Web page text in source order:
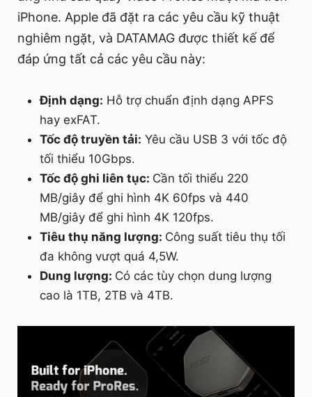
iPhone. Apple đã đặt ra các yêu cầu kỹ thuật
nghiêm ngặt, và DATAMAG được thiết kế để
đáp ứng tất cả các yêu cầu này:
Định dạng: Hỗ trợ chuẩn định dạng APFS
hay exFAT.
Tốc độ truyền tải: Yêu cầu USB 3 với tốc độ
tối thiểu 10Gbps.
Tốc độ ghi liên tục: Cần tối thiểu 220
MB/giây để ghi hình 4K 60fps và 440
MB/giây để ghi hình 4K 120fps.
Tiêu thụ năng lượng: Công suất tiêu thụ tối
đa không vượt quá 4,5W.
Dung lượng: Có các tùy chọn dung lượng
cao là 1TB, 2TB và 4TB.